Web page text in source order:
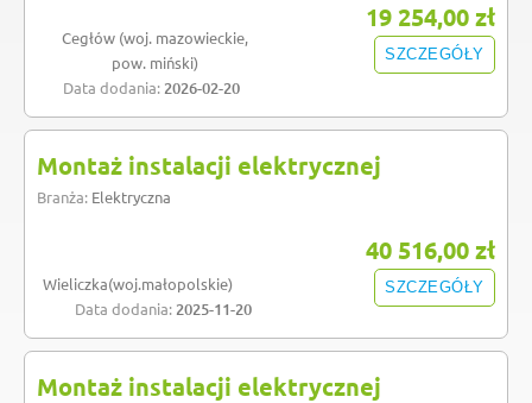
Cegłów (woj. mazowieckie,
pow. miński)
Data dodania: 2026-02-20
19 254,00 zł
SZCZEGÓŁY
Montaż instalacji elektrycznej
Branża: Elektryczna
Wieliczka(woj.małopolskie)
Data dodania: 2025-11-20
40 516,00 zł
SZCZEGÓŁY
Montaż instalacji elektrycznej